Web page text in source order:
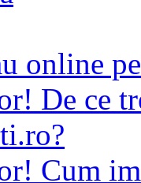
online
De ce
Cum